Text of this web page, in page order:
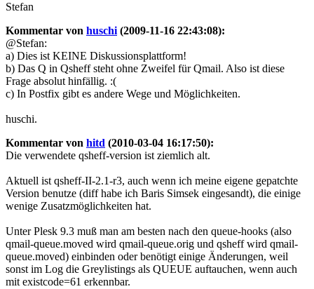
Stefan
Kommentar von huschi (2009-11-16 22:43:08):
@Stefan:
a) Dies ist KEINE Diskussionsplattform!
b) Das Q in Qsheff steht ohne Zweifel für Qmail. Also ist diese
Frage absolut hinfällig. :(
c) In Postfix gibt es andere Wege und Möglichkeiten.
huschi.
Kommentar von hitd (2010-03-04 16:17:50):
Die verwendete qsheff-version ist ziemlich alt.
Aktuell ist qsheff-II-2.1-r3, auch wenn ich meine eigene gepatchte
Version benutze (diff habe ich Baris Simsek eingesandt), die einige
wenige Zusatzmöglichkeiten hat.
Unter Plesk 9.3 muß man am besten nach den queue-hooks (also
qmail-queue.moved wird qmail-queue.orig und qsheff wird qmail-
queue.moved) einbinden oder benötigt einige Änderungen, weil
sonst im Log die Greylistings als QUEUE auftauchen, wenn auch
mit existcode=61 erkennbar.